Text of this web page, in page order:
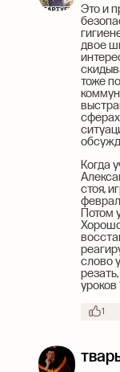
Это и
двое
тоже
Когда
стоя,
Потом
слово
уроков
1